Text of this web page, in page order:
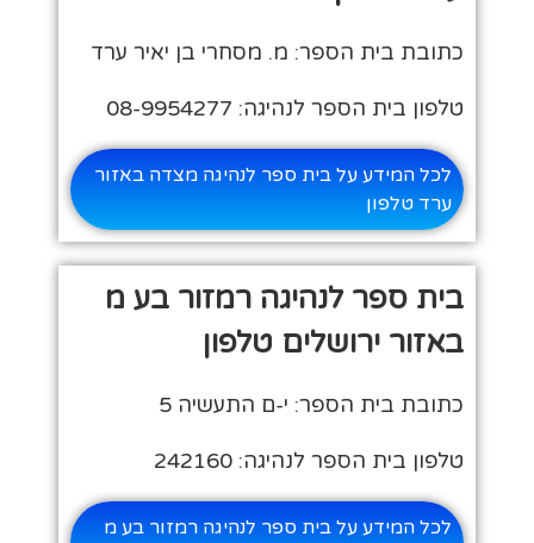
כתובת בית הספר: מ. מסחרי בן יאיר ערד
טלפון בית הספר לנהיגה: 08-9954277
לכל המידע על בית ספר לנהיגה מצדה באזור
ערד טלפון
בית ספר לנהיגה רמזור בע מ
באזור ירושלים טלפון
כתובת בית הספר: י-ם התעשיה 5
טלפון בית הספר לנהיגה: 242160
לכל המידע על בית ספר לנהיגה רמזור בע מ